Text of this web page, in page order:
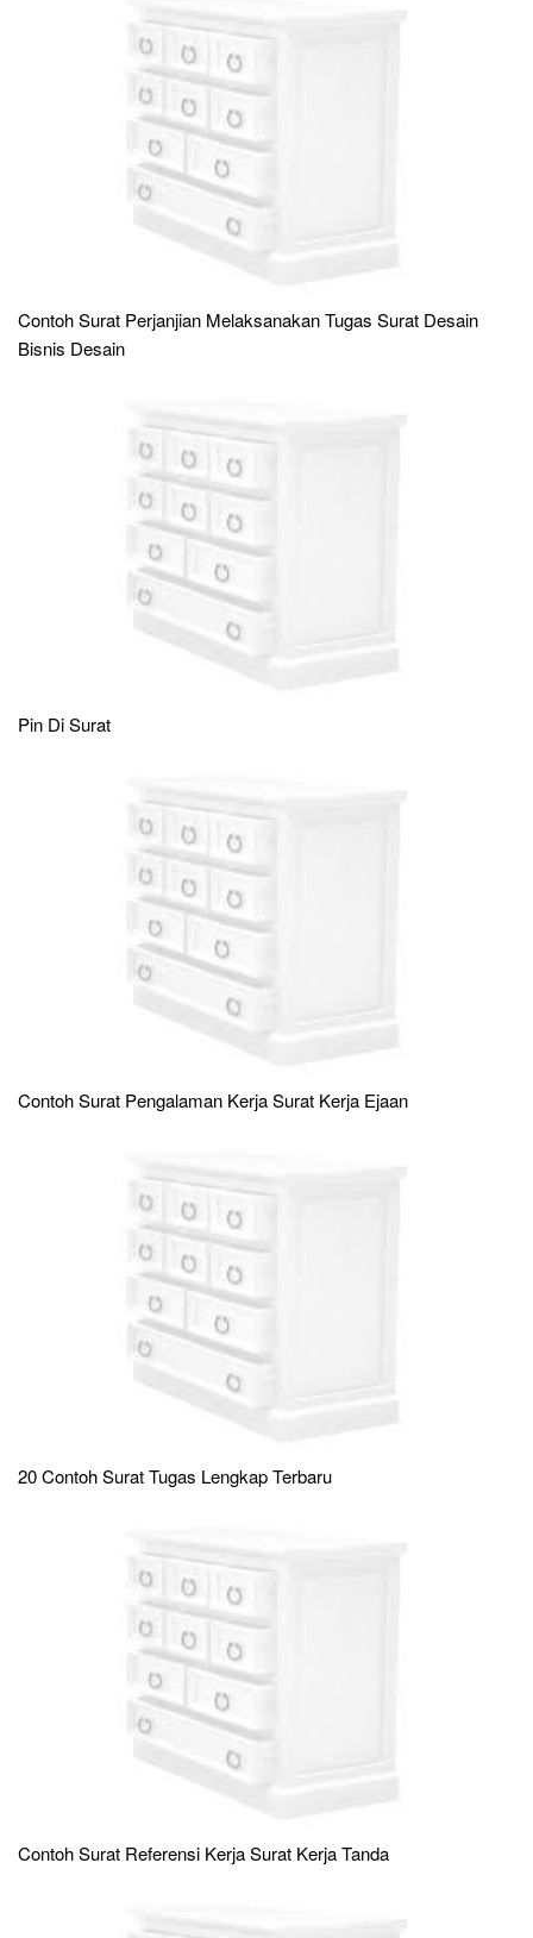
Contoh Surat Perjanjian Melaksanakan Tugas Surat Desain
Bisnis Desain
Pin Di Surat
Contoh Surat Pengalaman Kerja Surat Kerja Ejaan
20 Contoh Surat Tugas Lengkap Terbaru
Contoh Surat Referensi Kerja Surat Kerja Tanda